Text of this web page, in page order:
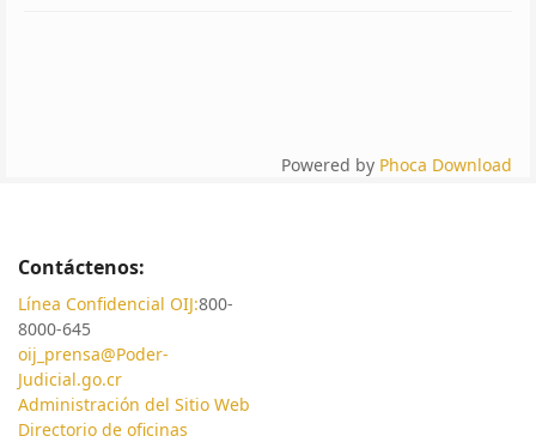
Powered by Phoca Download
Contáctenos:
Línea Confidencial OIJ:800-
8000-645
oij_prensa@Poder-
Judicial.go.cr
Administración del Sitio Web
Directorio de oficinas